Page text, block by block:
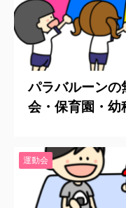
パラバルーンの
会・保育園・
運動会